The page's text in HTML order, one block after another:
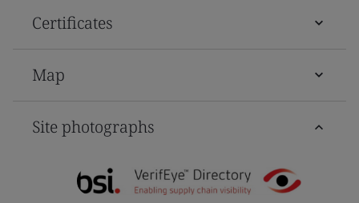
Certificates
Map
Site photographs